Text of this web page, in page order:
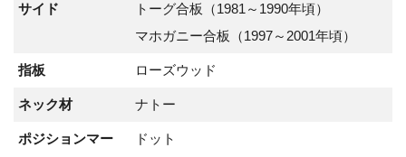
サイド
トーグ合板（1981～1990年頃）
マホガニー合板（1997～2001年頃）
指板 ローズウッド
ネック材 ナトー
ポジションマー
ドット